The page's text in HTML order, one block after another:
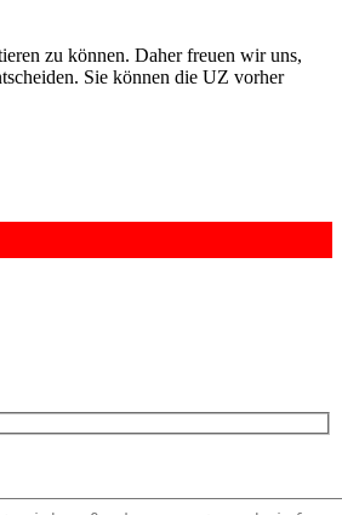
zu können. Daher freuen wir uns,
Sie können die UZ vorher